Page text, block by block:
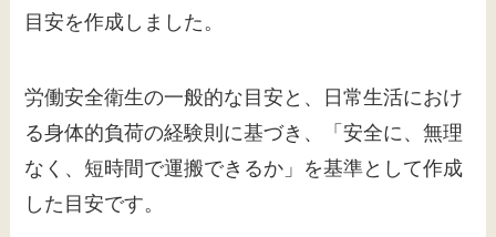
目安を作成しました。
労働安全衛生の一般的な目安と、日常生活におけ
る身体的負荷の経験則に基づき、「安全に、無理
なく、短時間で運搬できるか」を基準として作成
した目安です。